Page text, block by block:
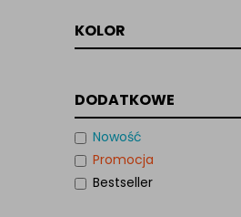
KOLOR
DODATKOWE
Nowość
Promocja
Bestseller